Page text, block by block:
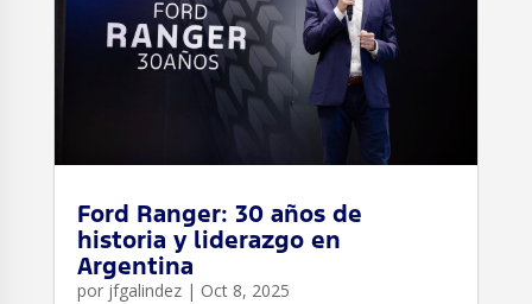
Ford Ranger: 30 años de
historia y liderazgo en
Argentina
por jfgalindez| Oct 8, 2025